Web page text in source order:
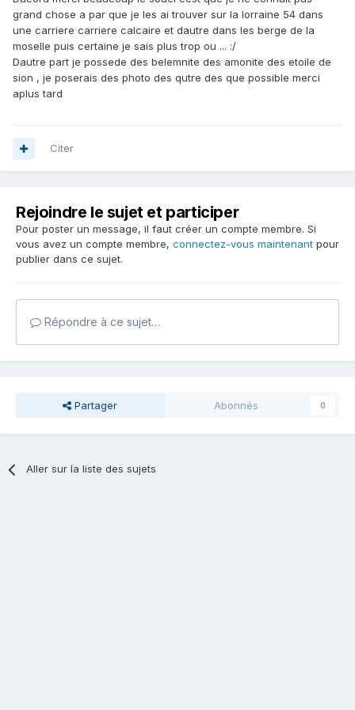
grand chose a par que je les ai trouver sur la lorraine 54 dans
une carriere carriere calcaire et dautre dans les berge de la
moselle puis certaine je sais plus trop ou ... :/
Dautre part je possede des belemnite des amonite des etoile de
sion , je poserais des photo des qutre des que possible merci
aplus tard
Citer
Rejoindre le sujet et participer
Pour poster un message, il faut créer un compte membre. Si
vous avez un compte membre, connectez-vous maintenant pour
publier dans ce sujet.
Répondre à ce sujet…
Partager Abonnés 0
Aller sur la liste des sujets